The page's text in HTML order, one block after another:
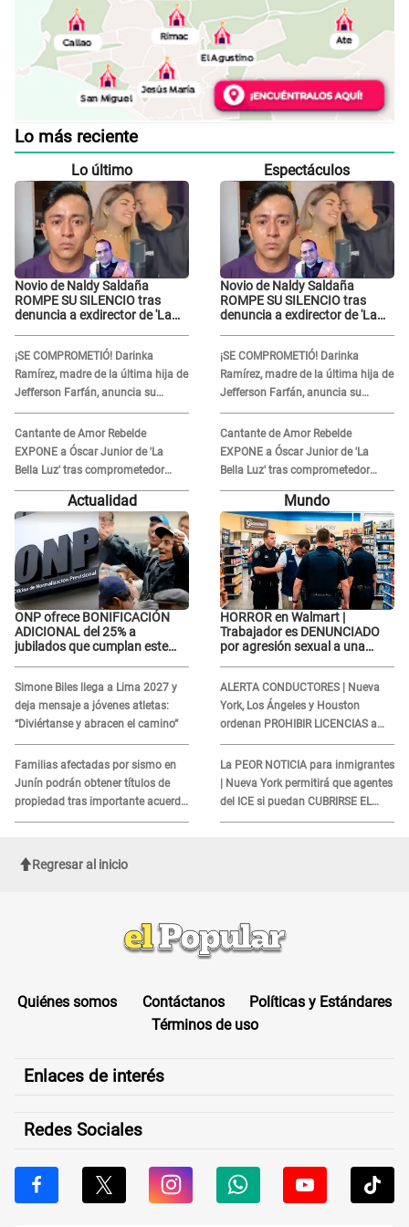
Lo más reciente
Lo último
Novio de Naldy Saldaña
ROMPE SU SILENCIO tras
denuncia a exdirector de 'La
¡SE COMPROMETIÓ! Darinka
Ramírez, madre de la última hija de
Jefferson Farfán, anuncia su
compromiso: "Sí, para siempre"
Cantante de Amor Rebelde
EXPONE a Óscar Junior de 'La
Bella Luz' tras comprometedor
video y detalla DESAGRADABLE
momento: "Me hizo sentir
Espectáculos
Novio de Naldy Saldaña
ROMPE SU SILENCIO tras
denuncia a exdirector de 'La
¡SE COMPROMETIÓ! Darinka
Ramírez, madre de la última hija de
Jefferson Farfán, anuncia su
compromiso: "Sí, para siempre"
Cantante de Amor Rebelde
EXPONE a Óscar Junior de 'La
Bella Luz' tras comprometedor
video y detalla DESAGRADABLE
momento: "Me hizo sentir
incómoda"
Actualidad
ONP ofrece BONIFICACIÓN
ADICIONAL del 25% a
jubilados que cumplan este
Simone Biles llega a Lima 2027 y
deja mensaje a jóvenes atletas:
“Diviértanse y abracen el camino”
Familias afectadas por sismo en
Junín podrán obtener títulos de
propiedad tras importante acuerdo
de Cofopri
Mundo
HORROR en Walmart |
Trabajador es DENUNCIADO
por agresión sexual a una
ALERTA CONDUCTORES | Nueva
York, Los Ángeles y Houston
ordenan PROHIBIR LICENCIAS a
quienes no presenten ESTE
DOCUMENTO
La PEOR NOTICIA para inmigrantes
| Nueva York permitirá que agentes
del ICE si puedan CUBRIRSE EL
ROSTRO
Regresar al inicio
Quiénes somos Contáctanos
Políticas y Estándares
Términos de uso
Enlaces de interés
Redes Sociales